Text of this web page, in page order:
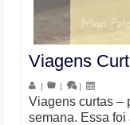
Viagens
| | |
Viagens curtas –
semana. Essa foi